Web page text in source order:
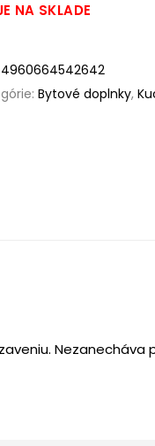
NA SKLADE
4960664542642
Bytové doplnky,
Nezanecháva